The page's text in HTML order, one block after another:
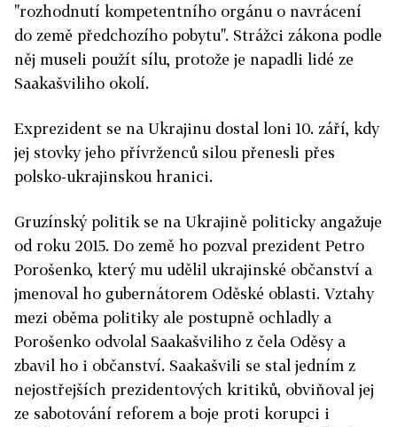
"rozhodnutí kompetentního orgánu o navrácení
do země předchozího pobytu". Strážci zákona podle
něj museli použít sílu, protože je napadli lidé ze
Saakašviliho okolí.
Exprezident se na Ukrajinu dostal loni 10. září, kdy
jej stovky jeho přívrženců silou přenesli přes
polsko-ukrajinskou hranici.
Gruzínský politik se na Ukrajině politicky angažuje
od roku 2015. Do země ho pozval prezident Petro
Porošenko, který mu udělil ukrajinské občanství a
jmenoval ho gubernátorem Oděské oblasti. Vztahy
mezi oběma politiky ale postupně ochladly a
Porošenko odvolal Saakašviliho z čela Oděsy a
zbavil ho i občanství. Saakašvili se stal jedním z
nejostřejších prezidentových kritiků, obviňoval jej
ze sabotování reforem a boje proti korupci i